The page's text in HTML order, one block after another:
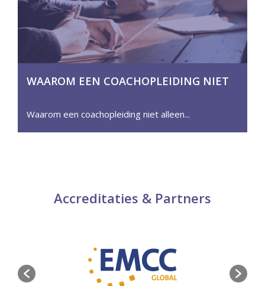
WAAROM EEN COACHOPLEIDING NIET
Waarom een coachopleiding niet alleen
Accreditaties & Partners